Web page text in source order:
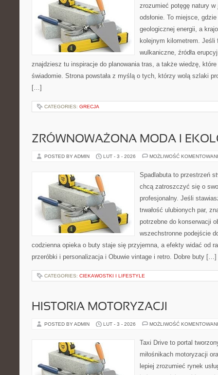
zrozumieć potęgę natury w
odsłonie. To miejsce,
geologicznej energii, a
kolejnym kilometrem.
wulkaniczne, źródła
znajdziesz tu inspiracje do planowania tras, a także wiedzę,
świadomie. Strona powstała z myślą o tych, którzy wolą szlaki
[…]
CATEGORIES: GRECJA
ZRÓWNOWAŻONA MODA I
POSTED BY ADMIN LUT - 3 - 2026 MOŻLIWOŚĆ
Spadlabuta to przestrzeń
chcą zatroszczyć się o
profesjonalny. Jeśli
trwałość ulubionych par,
potrzebne do konserwacji
wszechstronne podejście
codzienna opieka o buty staje się przyjemna, a efekty widać od
przeróbki i personalizacja i Obuwie vintage i retro. Dobre buty […]
CATEGORIES: CIEKAWOSTKI I LIFESTYLE
HISTORIA MOTORYZACJI
POSTED BY ADMIN LUT - 3 - 2026 MOŻLIWOŚĆ
Taxi Drive to portal
miłośnikach motoryzacji
lepiej zrozumieć rynek